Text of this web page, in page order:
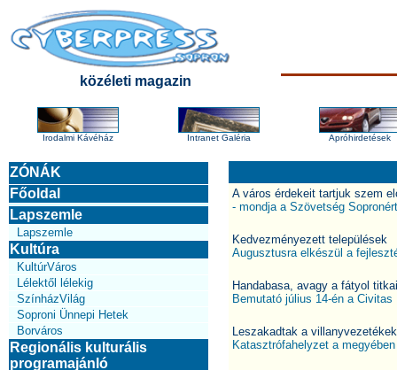
közéleti magazin
Irodalmi Kávéház Intranet Galéria Apróhirdetések
ZÓNÁK
Főoldal
Lapszemle
Lapszemle
Kultúra
KultúrVáros
Lélektől lélekig
SzínházVilág
Soproni Ünnepi Hetek
Borváros
Regionális kulturális
programajánló
A város érdekeit tartjuk szem
- mondja a Szövetség
Kedvezményezett települések
Augusztusra elkészül a
Handabasa, avagy a fátyol titkai
Bemutató július 14-én a
Leszakadtak a
Katasztrófahelyzet a megyében